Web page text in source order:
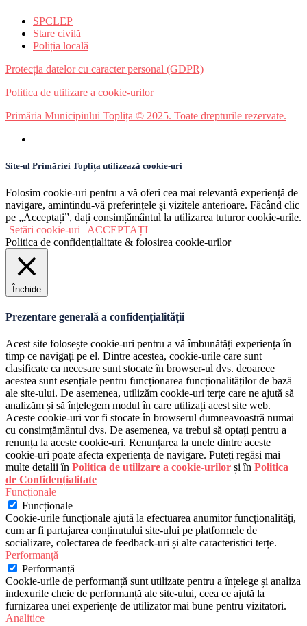
SPCLEP
Stare civilă
Poliția locală
Protecția datelor cu caracter personal (GDPR)
Politica de utilizare a cookie-urilor
Primăria Municipiului Toplița © 2025. Toate drepturile rezervate.
Site-ul Primăriei Toplița utilizează cookie-uri
Folosim cookie-uri pentru a vă oferi cea mai relevantă experiență de
navigare, amintindu-vă preferințele și vizitele anterioare. Făcând clic
pe „Acceptați”, dați consimțământul la utilizarea tuturor cookie-urile.
Setări cookie-uri
ACCEPTAȚI
Politica de confidențialitate & folosirea cookie-urilor
Închide
Prezentare generală a confidențialității
Acest site folosește cookie-uri pentru a vă îmbunătăți experiența în
timp ce navigați pe el. Dintre acestea, cookie-urile care sunt
clasificate ca necesare sunt stocate în browser-ul dvs. deoarece
acestea sunt esențiale pentru funcționarea funcționalităților de bază
ale site-ului. De asemenea, utilizăm cookie-uri terțe care ne ajută să
analizăm și să înțelegem modul în care utilizați acest site web.
Aceste cookie-uri vor fi stocate în browserul dumneavoastră numai
cu consimțământul dvs. De asemenea, va trebui să optați pentru a
renunța la aceste cookie-uri. Renunțarea la unele dintre aceste
cookie-uri poate afecta experiența de navigare. Puteți regăsi mai
multe detalii în Politica de utilizare a cookie-urilor și în Politica
de Confidențialitate
Funcționale
Funcționale
Cookie-urile funcționale ajută la efectuarea anumitor funcționalități,
cum ar fi partajarea conținutului site-ului pe platformele de
socializare, colectarea de feedback-uri și alte caracteristici terțe.
Performanță
Performanță
Cookie-urile de performanță sunt utilizate pentru a înțelege și analiza
indexurile cheie de performanță ale site-ului, ceea ce ajută la
furnizarea unei experiențe de utilizator mai bune pentru vizitatori.
Analitice